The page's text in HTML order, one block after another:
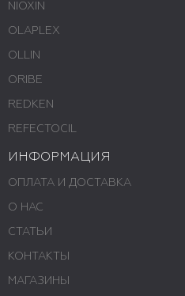
NIOXIN
OLAPLEX
OLLIN
ORIBE
REDKEN
REFECTOCIL
ИНФОРМАЦИЯ
ОПЛАТА И ДОСТАВКА
О НАС
СТАТЬИ
КОНТАКТЫ
МАГАЗИНЫ